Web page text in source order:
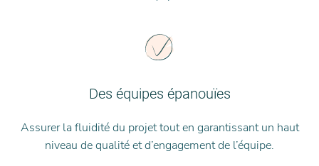
Des équipes épanouïes
Assurer la fluidité du projet tout en garantissant un haut
niveau de qualité et d’engagement de l’équipe.